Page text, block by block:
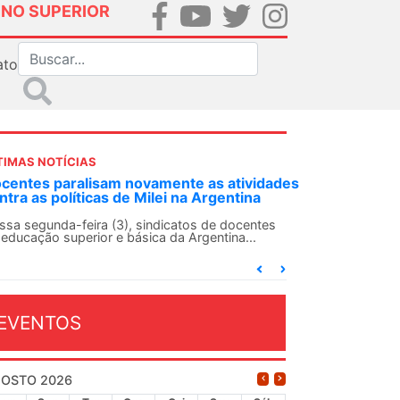
SUPERIOR
NOTÍCIAS
atividades
ANDES-SN convoca docentes para Dia de
Solidariedade Internacionalista com Cuba
O ANDES-SN conclama suas seções sindicais e o
2026